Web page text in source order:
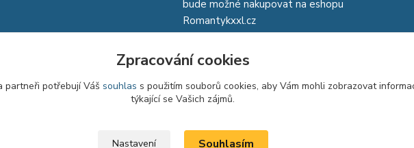
bude možné nakupovat na eshopu
Romantykxxl.cz
trvá dlouho? Ano, je to tak. V průběhu
vyklízení obchodu a připravované
inventury jsem si zlomila nohu...
Zpracování cookies
partneři potřebují Váš souhlas s použitím souborů cookies, aby Vám mohli zobrazovat
týkající se Vašich zájmů.
Nastavení Souhlasím